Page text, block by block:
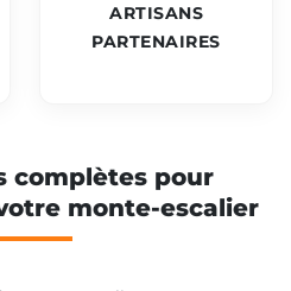
ARTISANS
PARTENAIRES
complètes pour
monte-escalier